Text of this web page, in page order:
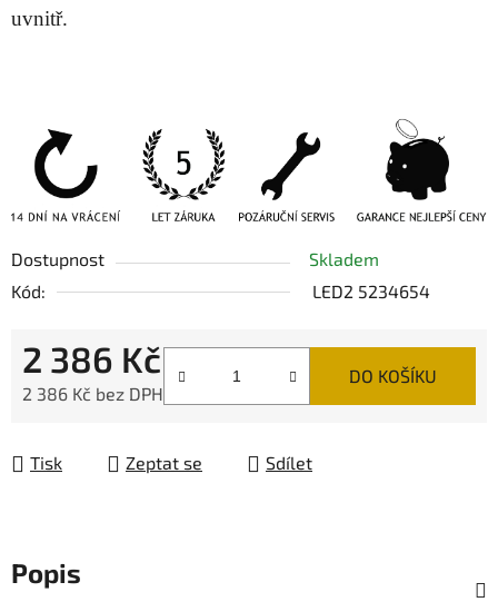
uvnitř.
Dostupnost
Skladem
Kód:
LED2 5234654
2 386 Kč
2 386 Kč bez DPH
DO KOŠÍKU
Tisk Zeptat se Sdílet
Popis